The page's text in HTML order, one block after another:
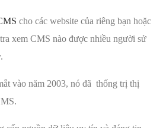
cho các website của riêng bạn hoặc
xem CMS nào được nhiều người sử
vào năm 2003, nó đã thống trị thị